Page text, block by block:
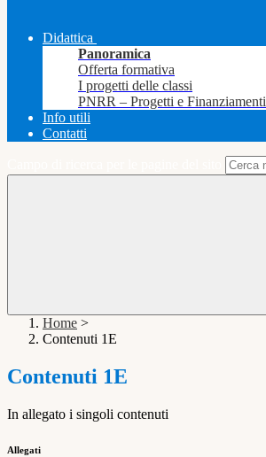
Didattica
Panoramica
Offerta formativa
I progetti delle classi
PNRR – Progetti e Finanziamenti
Info utili
Contatti
Home >
Contenuti 1E
Contenuti 1E
In allegato i singoli contenuti
Allegati